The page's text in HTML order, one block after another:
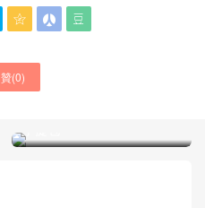
  
贊(0)
意大利BOTTEGA VENETA